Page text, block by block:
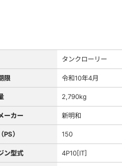
タンクローリー
限 令和10年4月
2,790kg
ーカー 新明和
PS） 150
ン型式 4P10[IT]